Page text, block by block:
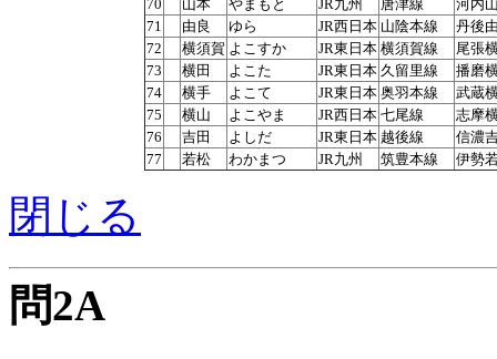
70
山本 やまもと JR九州 唐津線
河内
71
由良 ゆら JR西日本 山陰本線
丹後
72
横須賀 よこすか JR東日本 横須賀線
尾張
73
横田 よこた JR東日本 久留里線
播磨
74
横手 よこて JR東日本 奥羽本線
武蔵
75
横山 よこやま JR西日本 七尾線
志摩
76
吉田 よしだ JR東日本 越後線
信濃
77
若松 わかまつ JR九州 筑豊本線 伊勢
閉じる
問2A